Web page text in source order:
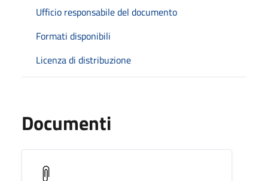
Ufficio responsabile del documento
Formati disponibili
Licenza di distribuzione
Documenti